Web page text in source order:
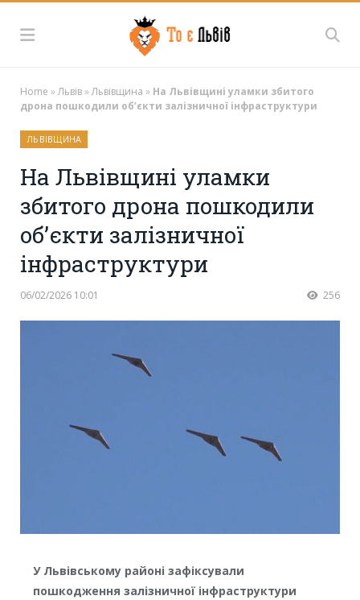
Home »Львів»Львівщина » На Львівщині уламки збитого
дрона пошкодили об’єкти залізничної інфраструктури
ЛЬВІВЩИНА
На Львівщині уламки
збитого дрона пошкодили
об’єкти залізничної
інфраструктури
06/02/2026 10:01 256
У Львівському районі зафіксували
пошкодження залізничної інфраструктури